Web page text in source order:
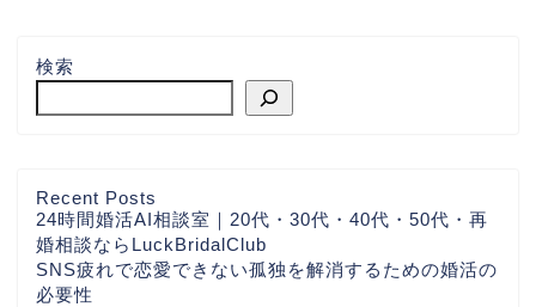
検索
Recent Posts
24時間婚活AI相談室｜20代・30代・40代・50代・再
婚相談ならLuckBridalClub
SNS疲れで恋愛できない孤独を解消するための婚活の
必要性